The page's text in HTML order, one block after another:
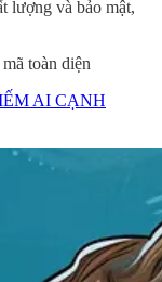
lượng và bảo mật,
toàn diện
AI CẠNH